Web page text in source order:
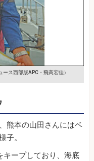
ース西部版APC・飛高宏佳）
熊本の山田さんにはベ
子。
キープしており、海底